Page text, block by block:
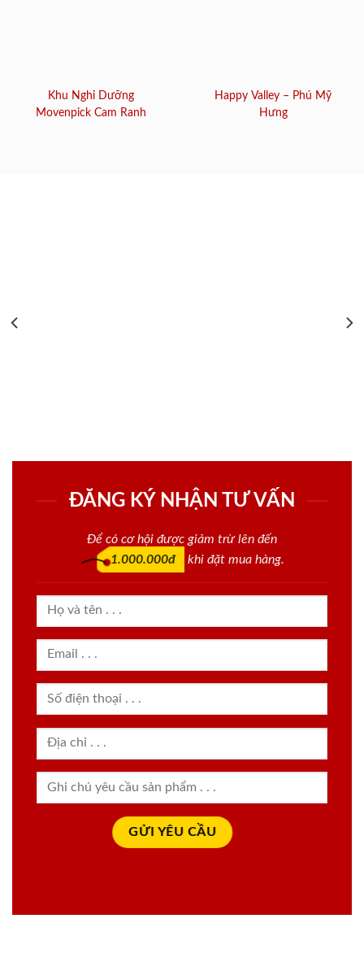
Khu Nghỉ Dưỡng
Movenpick Cam Ranh
Happy Valley – Phú Mỹ
Hưng
ĐĂNG KÝ NHẬN TƯ VẤN
Để có cơ hội được giảm trừ lên đến
1.000.000đ
khi đặt mua hàng.